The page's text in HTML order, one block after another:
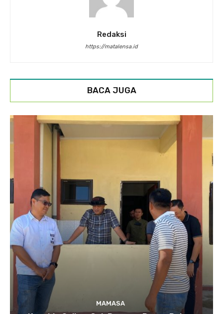
Redaksi
https://matalensa.id
BACA JUGA
MAMASA